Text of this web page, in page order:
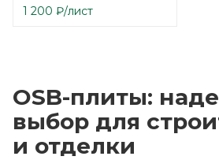
1 200 ₽/лист
OSB-плиты:
выбор для
и отделки